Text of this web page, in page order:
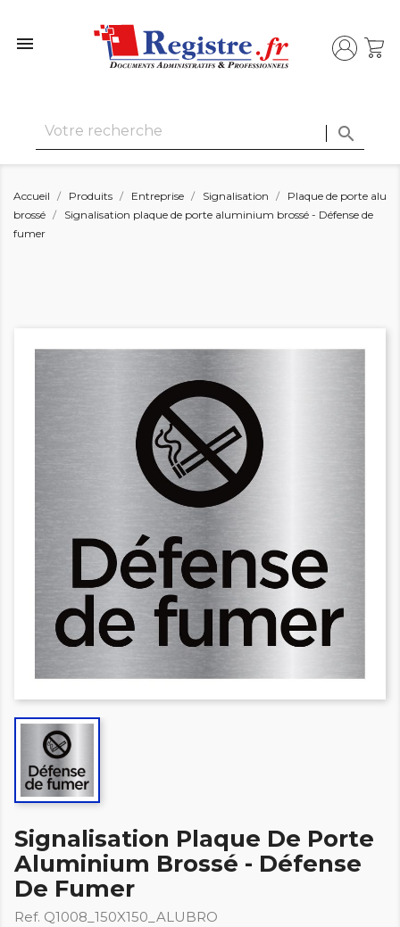


Accueil Produits Entreprise Signalisation
Plaque de porte alu
brossé
Signalisation plaque de porte aluminium brossé - Défense de
fumer
Signalisation Plaque De Porte
Aluminium Brossé - Défense
De Fumer
Ref. Q1008_150X150_ALUBRO